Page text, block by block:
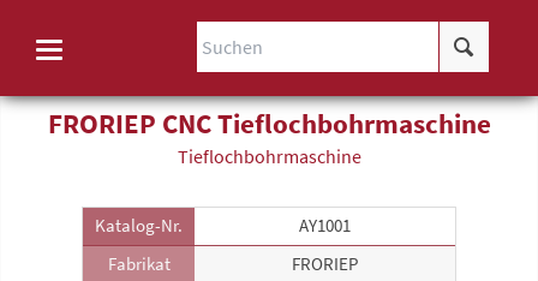
FRORIEP CNC Tieflochbohr­maschine
Tieflochbohr­maschine
Katalog-Nr.
AY1001
Fabrikat
FRORIEP